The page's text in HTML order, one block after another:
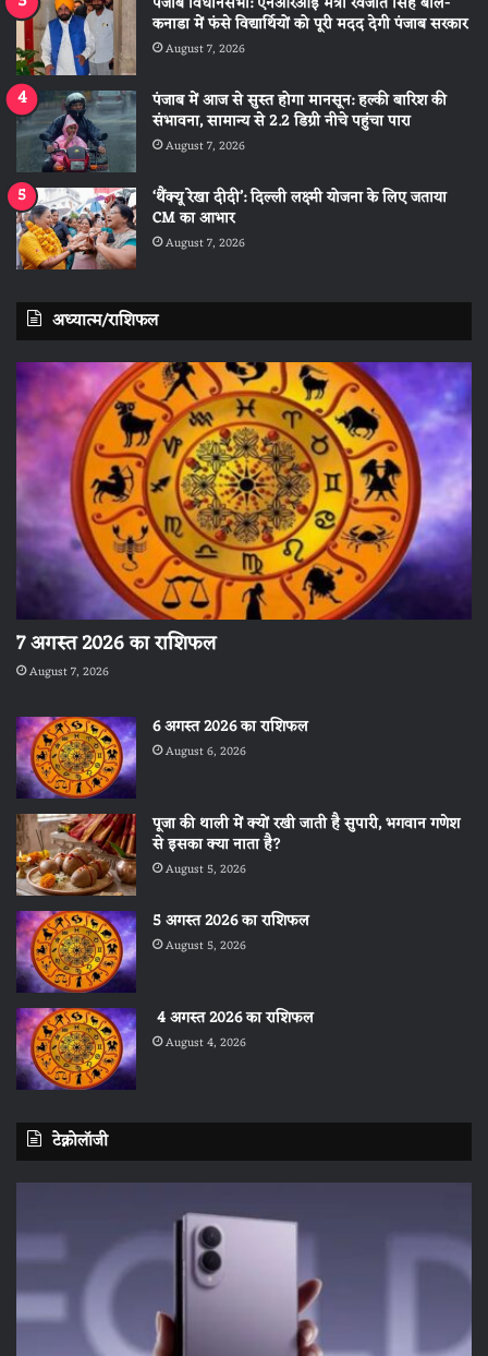
कनाडा में फंसे विद्यार्थियों को पूरी मदद देगी पंजाब सरकार
August 7, 2026
पंजाब में आज से सुस्त होगा मानसून: हल्की बारिश की
संभावना, सामान्य से 2.2 डिग्री नीचे पहुंचा पारा
August 7, 2026
‘थैंक्यू रेखा दीदी’: दिल्ली लक्ष्मी योजना के लिए जताया
CM का आभार
August 7, 2026
अध्यात्म/राशिफल
7 अगस्त 2026 का राशिफल
August 7, 2026
6 अगस्त 2026 का राशिफल
August 6, 2026
पूजा की थाली में क्यों रखी जाती है सुपारी, भगवान गणेश
से इसका क्या नाता है?
August 5, 2026
5 अगस्त 2026 का राशिफल
August 5, 2026
4 अगस्त 2026 का राशिफल
August 4, 2026
टेक्नोलॉजी